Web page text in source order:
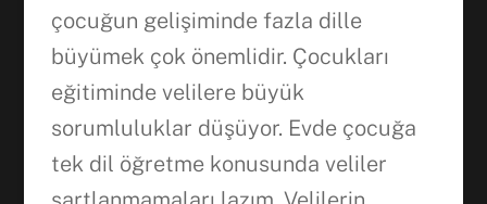
çocuğun gelişiminde fazla dille
büyümek çok önemlidir. Çocukları
eğitiminde velilere büyük
sorumluluklar düşüyor. Evde çocuğa
tek dil öğretme konusunda veliler